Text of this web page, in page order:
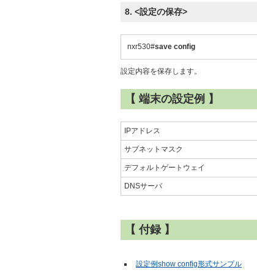
8. <設定の保存>
nxr530#save config
設定内容を保存します。
【 端末の設定例 】
IPアドレス
サブネットマスク
デフォルトゲートウェイ
DNSサーバ
【 付録 】
設定例show config形式サンプル